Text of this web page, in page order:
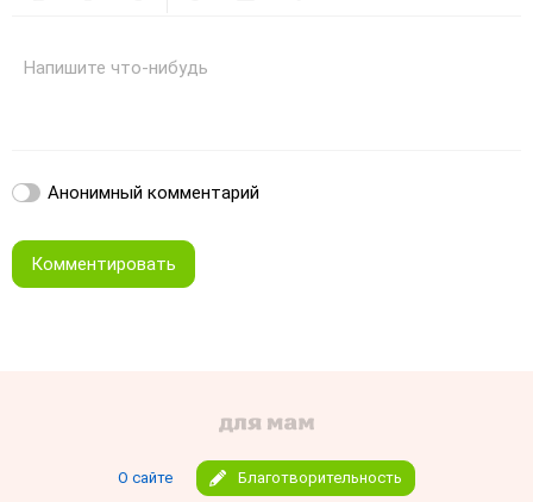
Напишите что-нибудь
Анонимный комментарий
Комментировать
О сайте Благотворительность